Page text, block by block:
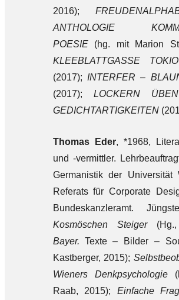
2016);
ANTHOLOGIE
POESIE(hg. mit Marion
KLEEBLATTGASSE TOKIO
(2017); INTERFER –
(2017); LOCKERN
GEDICHTARTIGKEITEN
Thomas Eder, *1968,
und -vermittler.
Germanistik der
Referats für Corporate
Bundeskanzleramt.
Kosmöschen Steiger(Hg.,
Bayer. Texte – Bilder –
Kastberger, 2015);
Wieners Denkpsychologie
Raab, 2015); Einfache